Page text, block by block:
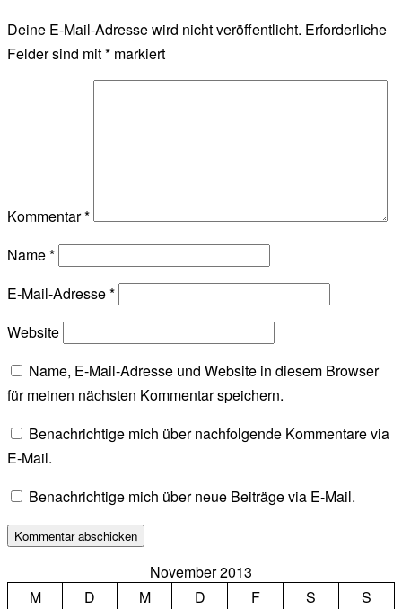
Deine E-Mail-Adresse wird nicht veröffentlicht. Erforderliche
Felder sind mit* markiert
Kommentar*
Name*
E-Mail-Adresse*
Website
Name, E-Mail-Adresse und Website in diesem Browser
für meinen nächsten Kommentar speichern.
Benachrichtige mich über nachfolgende Kommentare via
E-Mail.
Benachrichtige mich über neue Beiträge via E-Mail.
November 2013
M
D M D F S
S